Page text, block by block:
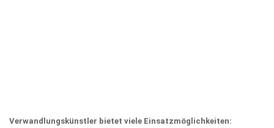
Verwandlungskünstler bietet viele Einsatzmöglichkeiten: